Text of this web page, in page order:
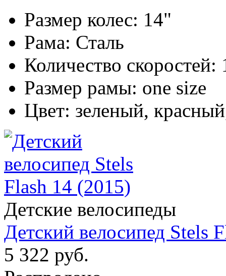
Размер колес: 14"
Рама: Сталь
Количество скоростей:
Размер рамы: one size
Цвет: зеленый,
Детские велосипеды
Детский велосипед Stels
5 322 руб.